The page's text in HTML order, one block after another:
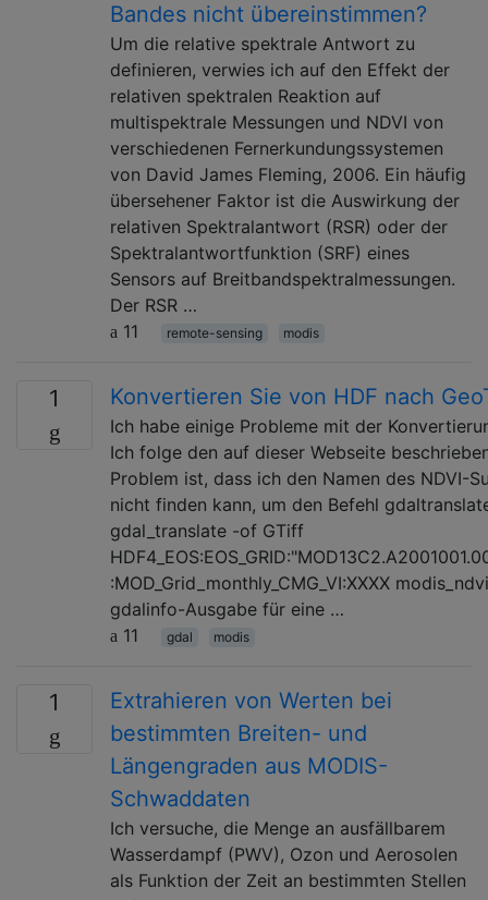
Bandes nicht übereinstimmen?
Um die relative spektrale Antwort zu
definieren, verwies ich auf den Effekt der
relativen spektralen Reaktion auf
multispektrale Messungen und NDVI von
verschiedenen Fernerkundungssystemen
von David James Fleming, 2006. Ein häufig
übersehener Faktor ist die Auswirkung der
relativen Spektralantwort (RSR) oder der
Spektralantwortfunktion (SRF) eines
Sensors auf Breitbandspektralmessungen.
Der RSR …
11
remote-sensing modis
1 Konvertieren Sie von HDF nach
Ich habe einige Probleme mit der
Ich folge den auf dieser Webseite
Problem ist, dass ich den Namen des NDVI-
nicht finden kann, um den Befehl
gdal_translate -of GTiff
:MOD_Grid_monthly_CMG_VI:XXXX
gdalinfo-Ausgabe für eine …
11
gdal modis
1
Extrahieren von Werten bei
bestimmten Breiten- und
Längengraden aus MODIS-
Schwaddaten
Ich versuche, die Menge an ausfällbarem
Wasserdampf (PWV), Ozon und Aerosolen
als Funktion der Zeit an bestimmten Stellen